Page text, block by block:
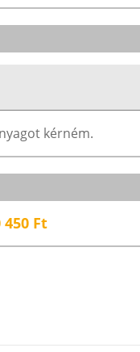
kérném.
450Ft